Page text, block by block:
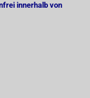
innerhalb von